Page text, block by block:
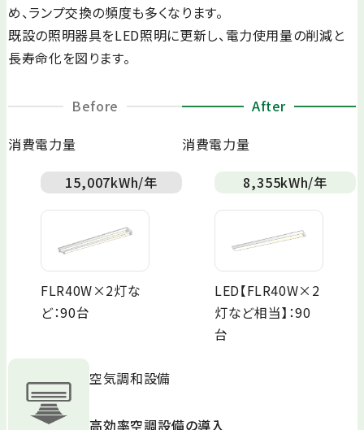
め、ランプ交換の頻度も多くなります。
既設の照明器具をLED照明に更新し、電力使用量の削減と
長寿命化を図ります。
Before
消費電力量
15,007kWh/年
FLR40W×2灯な
ど：90台
After
消費電力量
8,355kWh/年
LED【FLR40W×2
灯など相当】：90
台
空気調和設備
高効率空調設備の導入